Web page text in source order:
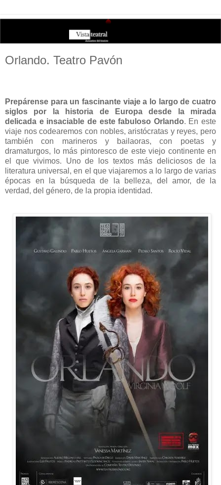
Orlando. Teatro Pavón
Prepárense para un fascinante viaje a lo largo de cuatro
siglos por la historia de Europa desde la mirada
delicada e insaciable de este fabuloso Orlando. En este
viaje nos codearemos con nobles, aristócratas y reyes, pero
también con marineros y bailaoras, con poetas y
dramaturgos, lo más pintoresco de este viejo continente en
el que vivimos. Uno de los textos más deliciosos de la
literatura universal, en el que viajaremos a lo largo de varias
épocas en la búsqueda de la belleza, del amor, de la
verdad, del género, de la propia identidad.